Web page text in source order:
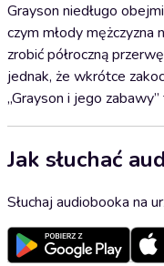
Grayson niedługo
czym młody
zrobić półroczną
jednak, że wkrótce
„Grayson i jego
Jak słuchać
Słuchaj audiobooka na